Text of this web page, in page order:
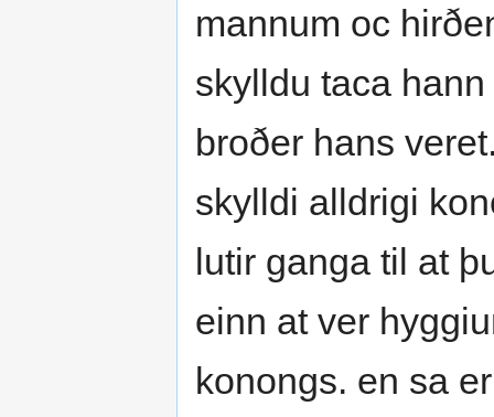
mannum oc
skylldu taca
broðer hans
skylldi alldrigi
lutir ganga til at
einn at ver
konongs. en sa